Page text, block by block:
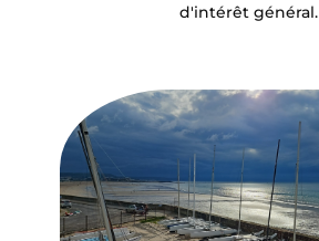
d'intérêt général.